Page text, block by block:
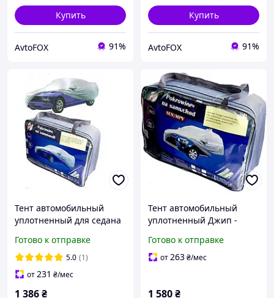
Купить
AvtoFOX 91%
Купить
AvtoFOX 91%
Тент автомобильный
уплотненный для седана
СС0902
Готово к отправке
5.0 (1)
от231 ₴/мес
1 386₴
Тент автомобильный
уплотненный Джип -
533x195x152см Milex
СС0902 (С карманами под
Готово к отправке
от263₴/мес
1 580₴